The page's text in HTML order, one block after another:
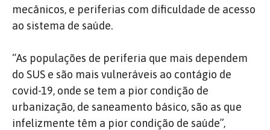
mecânicos, e periferias com dificuldade de acesso
ao sistema de saúde.
“As populações de periferia que mais dependem
do SUS e são mais vulneráveis ao contágio de
covid-19, onde se tem a pior condição de
urbanização, de saneamento básico, são as que
infelizmente têm a pior condição de saúde”,